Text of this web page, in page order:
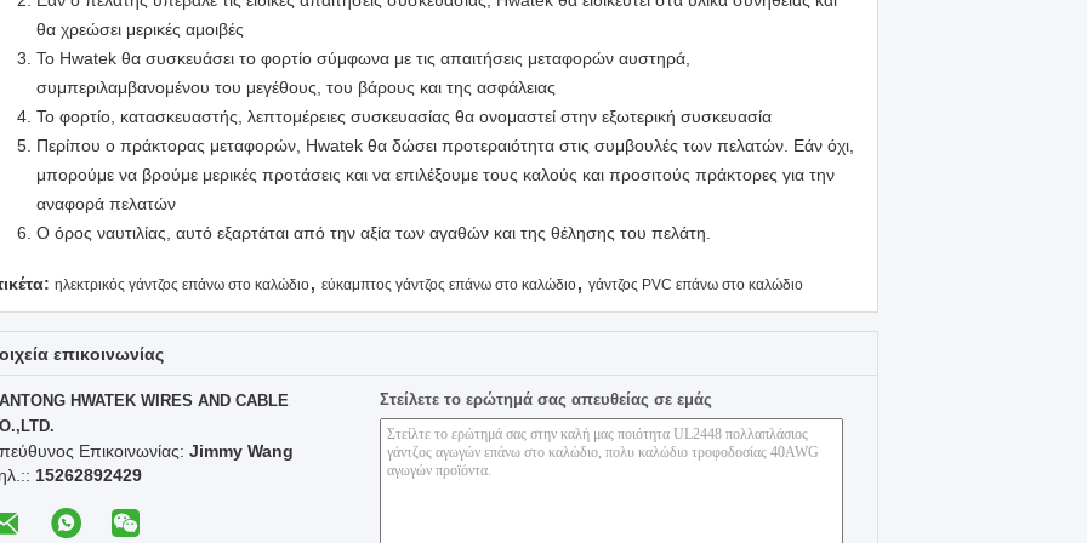
θα χρεώσει μερικές αμοιβές
Το Hwatek θα συσκευάσει το φορτίο σύμφωνα με τις απαιτήσεις μεταφορών αυστηρά,
συμπεριλαμβανομένου του μεγέθους, του βάρους και της ασφάλειας
Το φορτίο, κατασκευαστής, λεπτομέρειες συσκευασίας θα ονομαστεί στην εξωτερική συσκευασία
Περίπου ο πράκτορας μεταφορών, Hwatek θα δώσει προτεραιότητα στις συμβουλές των πελατών. Εάν όχι,
μπορούμε να βρούμε μερικές προτάσεις και να επιλέξουμε τους καλούς και προσιτούς πράκτορες για την
αναφορά πελατών
Ο όρος ναυτιλίας, αυτό εξαρτάται από την αξία των αγαθών και της θέλησης του πελάτη.
ηλεκτρικός γάντζος επάνω στο καλώδιο, εύκαμπτος γάντζος επάνω στο καλώδιο, γάντζος PVC επάνω στο καλώδιο
επικοινωνίας
HWATEK WIRES AND CABLE
Επικοινωνίας: Jimmy Wang
15262892429
Στείλετε το ερώτημά σας απευθείας σε εμάς